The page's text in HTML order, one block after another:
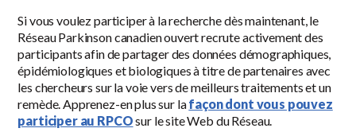
Si vous voulez participer à la recherche dès maintenant, le
Réseau Parkinson canadien ouvert recrute activement des
participants afin de partager des données démographiques,
épidémiologiques et biologiques à titre de partenaires avec
les chercheurs sur la voie vers de meilleurs traitements et un
remède. Apprenez-en plus sur lafaçon dont vous pouvez
participer au RPCOsur le site Web du Réseau.